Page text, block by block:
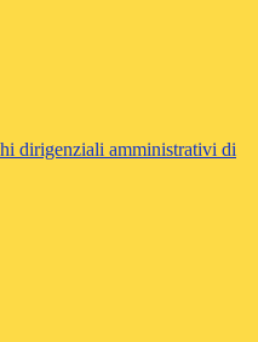
dirigenziali amministrativi di